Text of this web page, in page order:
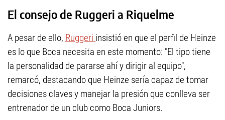
El consejo de Ruggeri a Riquelme
A pesar de ello, Ruggeri insistió en que el perfil de Heinze
es lo que Boca necesita en este momento: "El tipo tiene
la personalidad de pararse ahí y dirigir al equipo",
remarcó, destacando que Heinze sería capaz de tomar
decisiones claves y manejar la presión que conlleva ser
entrenador de un club como Boca Juniors.